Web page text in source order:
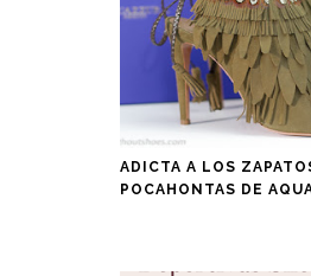
ADICTA A LOS
POCAHONTAS DE